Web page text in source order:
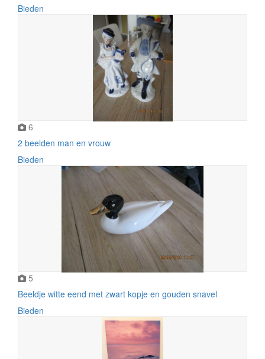
Bieden
6
2 beelden man en vrouw
Bieden
5
Beeldje witte eend met zwart kopje en gouden snavel
Bieden